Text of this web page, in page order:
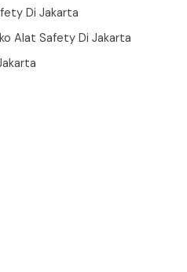
Di Jakarta
Alat Safety Di Jakarta